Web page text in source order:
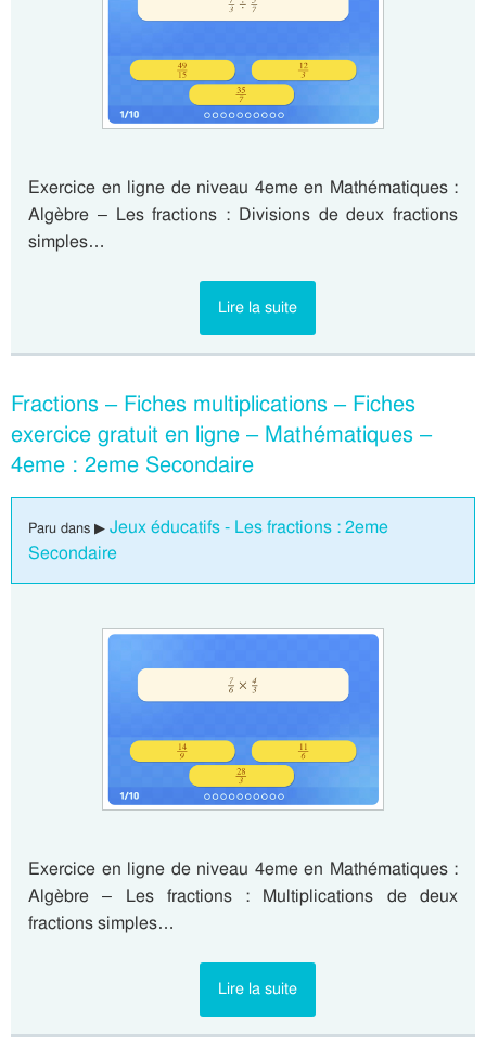
Exercice en ligne de niveau 4eme en Mathématiques :
Algèbre – Les fractions : Divisions de deux fractions
simples…
Lire la suite
Fractions – Fiches multiplications – Fiches
exercice gratuit en ligne – Mathématiques –
4eme : 2eme Secondaire
Paru dans ▶ Jeux éducatifs - Les fractions : 2eme
Secondaire
Exercice en ligne de niveau 4eme en Mathématiques :
Algèbre – Les fractions : Multiplications de deux
fractions simples…
Lire la suite